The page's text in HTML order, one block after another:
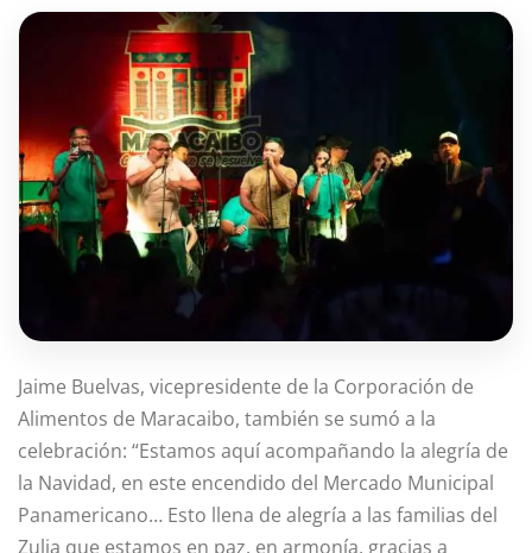
Jaime Buelvas, vicepresidente de la Corporación de
Alimentos de Maracaibo, también se sumó a la
celebración: “Estamos aquí acompañando la alegría de
la Navidad, en este encendido del Mercado Municipal
Panamericano… Esto llena de alegría a las familias del
Zulia que estamos en paz, en armonía, gracias a